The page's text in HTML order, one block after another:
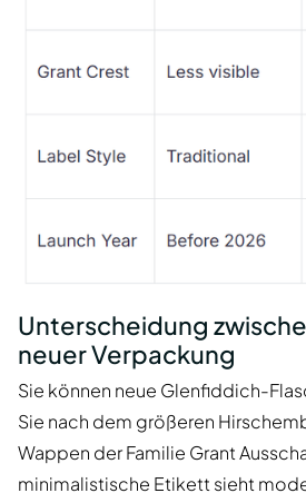
Unterscheidung
neuer Verpackung
Sie können neue Glenfiddich-
Sie nach dem größeren
Wappen der Familie Grant
minimalistische Etikett sieht